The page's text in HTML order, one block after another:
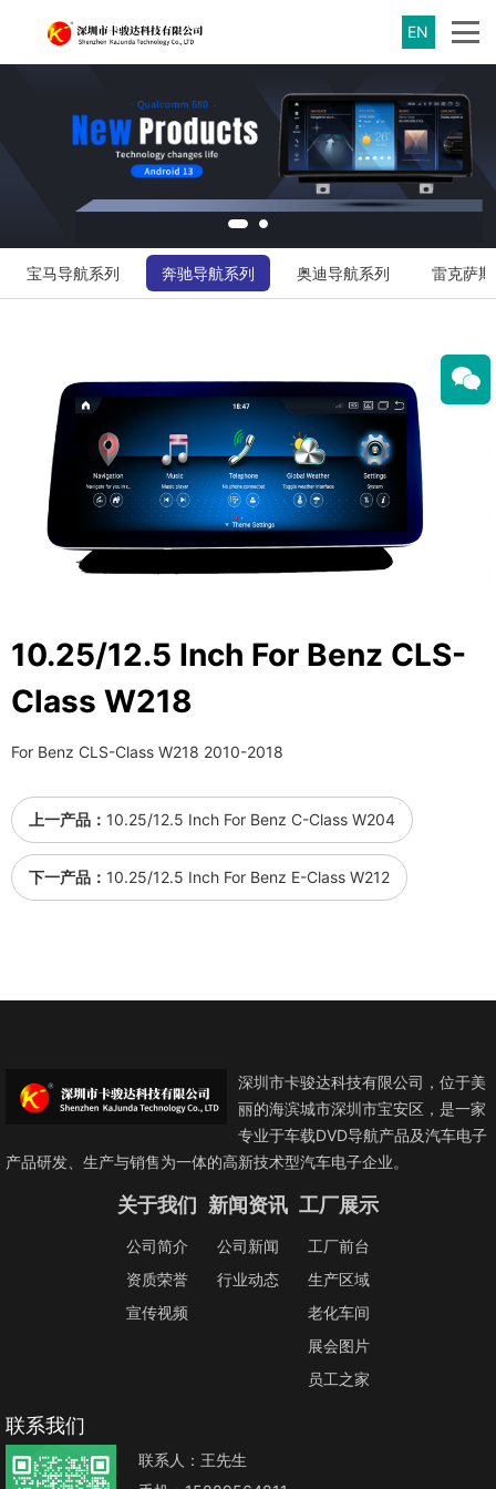
EN
宝马导航系列 奔驰导航系列 奥迪导航系列 雷克萨
10.25/12.5 Inch For Benz CLS-
Class W218
For Benz CLS-Class W218 2010-2018
上一产品： 10.25/12.5 Inch For Benz C-Class W204
下一产品： 10.25/12.5 Inch For Benz E-Class W212
深圳市卡骏达科技有限公司，位于美
丽的海滨城市深圳市宝安区，是一家
专业于车载DVD导航产品及汽车电子
产品研发、生产与销售为一体的高新技术型汽车电子企业。
关于我们
公司简介
资质荣誉
宣传视频
新闻资讯
公司新闻
行业动态
工厂展示
工厂前台
生产区域
老化车间
展会图片
员工之家
联系我们
联系人：王先生